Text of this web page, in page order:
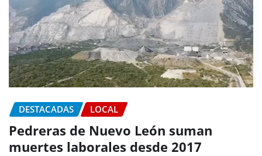
DESTACADAS LOCAL
Pedreras de Nuevo León suman
muertes laborales desde 2017